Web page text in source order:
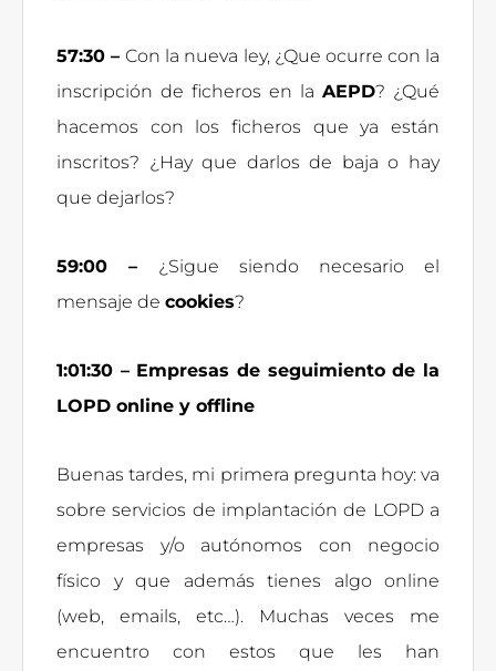
57:30 –Con la nueva ley, ¿Que ocurre con la
inscripción de ficheros en la AEPD? ¿Qué
hacemos con los ficheros que ya están
inscritos? ¿Hay que darlos de baja o hay
que dejarlos?
59:00 – ¿Sigue siendo necesario el
mensaje de cookies?
1:01:30 – Empresas de seguimiento de la
LOPD online y offline
Buenas tardes, mi primera pregunta hoy: va
sobre servicios de implantación de LOPD a
empresas y/o autónomos con negocio
físico y que además tienes algo online
(web, emails, etc…). Muchas veces me
encuentro con estos que les han